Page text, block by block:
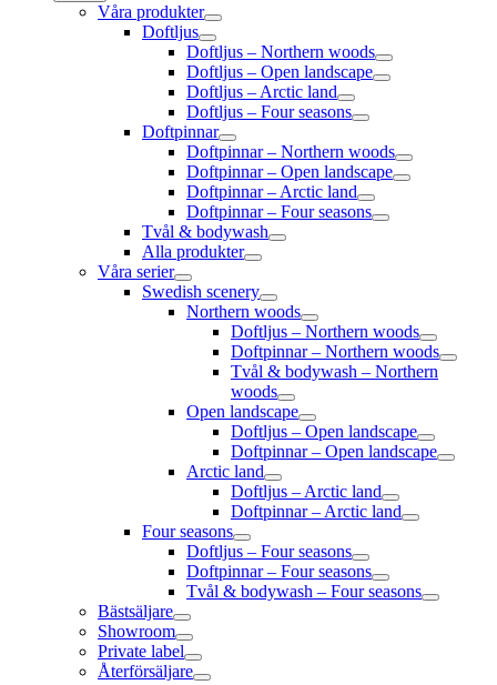
Våra produkter
Doftljus
Doftljus – Northern woods
Doftljus – Open landscape
Doftljus – Arctic land
Doftljus – Four seasons
Doftpinnar
Doftpinnar – Northern woods
Doftpinnar – Open landscape
Doftpinnar – Arctic land
Doftpinnar – Four seasons
Tvål & bodywash
Alla produkter
Våra serier
Swedish scenery
Northern woods
Doftljus – Northern woods
Doftpinnar – Northern woods
Tvål & bodywash – Northern
woods
Open landscape
Doftljus – Open landscape
Doftpinnar – Open landscape
Arctic land
Doftljus – Arctic land
Doftpinnar – Arctic land
Four seasons
Doftljus – Four seasons
Doftpinnar – Four seasons
Tvål & bodywash – Four seasons
Bästsäljare
Showroom
Private label
Återförsäljare